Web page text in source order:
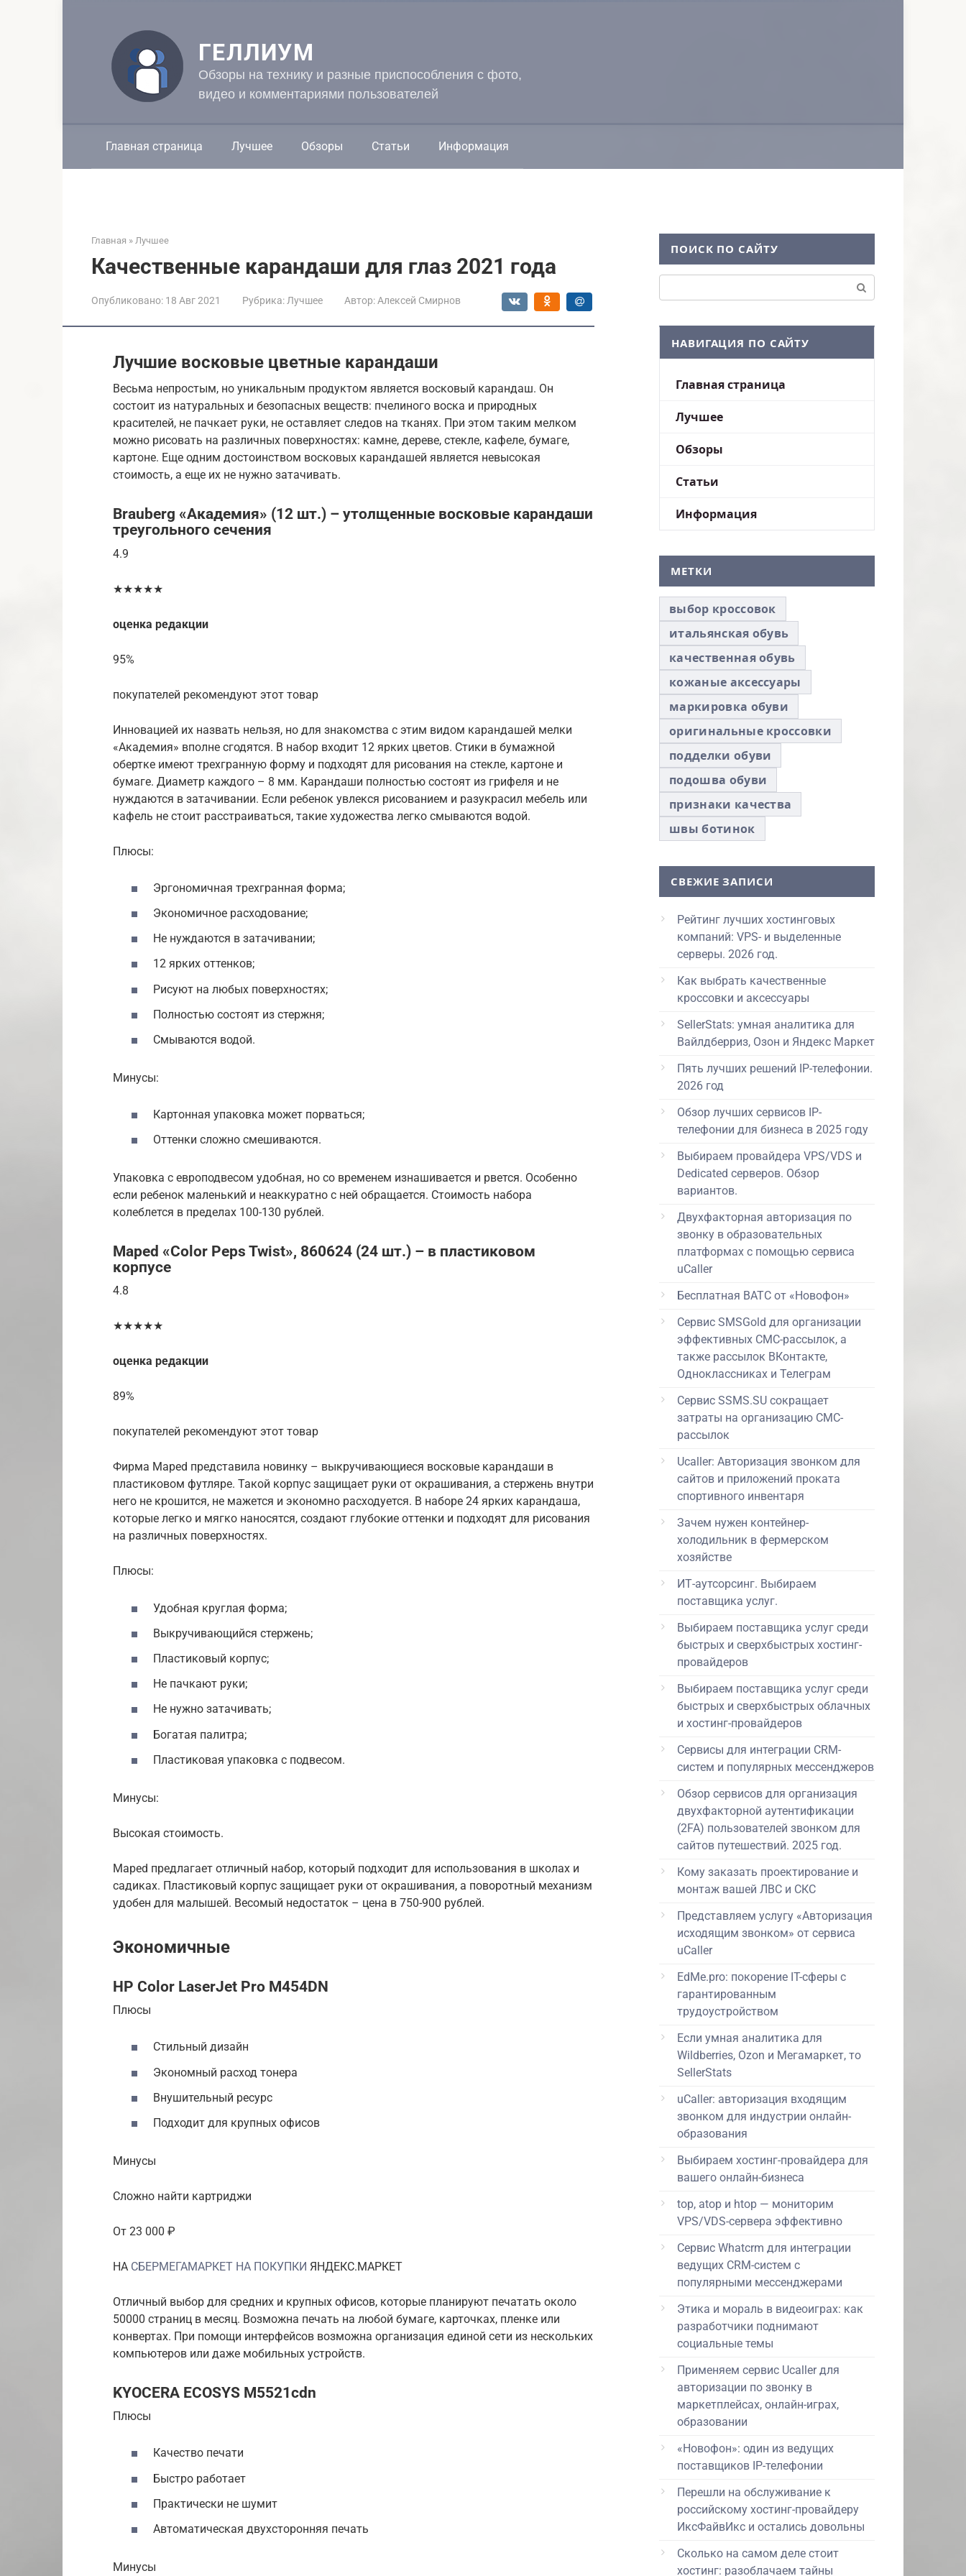
ГЕЛЛИУМ
Обзоры на технику и разные приспособления с фото,
видео и комментариями пользователей
Главная страница Лучшее Обзоры Статьи Информация
Главная » Лучшее
Качественные карандаши для глаз 2021 года
Опубликовано: 18 Авг 2021 Рубрика: Лучшее Автор: Алексей Смирнов
Лучшие восковые цветные карандаши
Весьма непростым, но уникальным продуктом является восковый карандаш. Он
состоит из натуральных и безопасных веществ: пчелиного воска и природных
красителей, не пачкает руки, не оставляет следов на тканях. При этом таким мелком
можно рисовать на различных поверхностях: камне, дереве, стекле, кафеле, бумаге,
картоне. Еще одним достоинством восковых карандашей является невысокая
стоимость, а еще их не нужно затачивать.
Brauberg «Академия» (12 шт.) – утолщенные восковые карандаши
треугольного сечения
4.9
★★★★★
оценка редакции
95%
покупателей рекомендуют этот товар
Инновацией их назвать нельзя, но для знакомства с этим видом карандашей мелки
«Академия» вполне сгодятся. В набор входит 12 ярких цветов. Стики в бумажной
обертке имеют трехгранную форму и подходят для рисования на стекле, картоне и
бумаге. Диаметр каждого – 8 мм. Карандаши полностью состоят из грифеля и не
нуждаются в затачивании. Если ребенок увлекся рисованием и разукрасил мебель или
кафель не стоит расстраиваться, такие художества легко смываются водой.
Плюсы:
Эргономичная трехгранная форма;
Экономичное расходование;
Не нуждаются в затачивании;
12 ярких оттенков;
Рисуют на любых поверхностях;
Полностью состоят из стержня;
Смываются водой.
Минусы:
Картонная упаковка может порваться;
Оттенки сложно смешиваются.
Упаковка с европодвесом удобная, но со временем изнашивается и рвется. Особенно
если ребенок маленький и неаккуратно с ней обращается. Стоимость набора
колеблется в пределах 100-130 рублей.
Maped «Color Peps Twist», 860624 (24 шт.) – в пластиковом
корпусе
4.8
★★★★★
оценка редакции
89%
покупателей рекомендуют этот товар
Фирма Maped представила новинку – выкручивающиеся восковые карандаши в
пластиковом футляре. Такой корпус защищает руки от окрашивания, а стержень внутри
него не крошится, не мажется и экономно расходуется. В наборе 24 ярких карандаша,
которые легко и мягко наносятся, создают глубокие оттенки и подходят для рисования
на различных поверхностях.
Плюсы:
Удобная круглая форма;
Выкручивающийся стержень;
Пластиковый корпус;
Не пачкают руки;
Не нужно затачивать;
Богатая палитра;
Пластиковая упаковка с подвесом.
Минусы:
Высокая стоимость.
Maped предлагает отличный набор, который подходит для использования в школах и
садиках. Пластиковый корпус защищает руки от окрашивания, а поворотный механизм
удобен для малышей. Весомый недостаток – цена в 750-900 рублей.
Экономичные
HP Color LaserJet Pro M454DN
Плюсы
Стильный дизайн
Экономный расход тонера
Внушительный ресурс
Подходит для крупных офисов
Минусы
Сложно найти картриджи
От 23 000 ₽
НА СБЕРМЕГАМАРКЕТ НА ПОКУПКИ ЯНДЕКС.МАРКЕТ
Отличный выбор для средних и крупных офисов, которые планируют печатать около
50000 страниц в месяц. Возможна печать на любой бумаге, карточках, пленке или
конвертах. При помощи интерфейсов возможна организация единой сети из нескольких
компьютеров или даже мобильных устройств.
KYOCERA ECOSYS M5521cdn
Плюсы
Качество печати
Быстро работает
Практически не шумит
Автоматическая двухсторонняя печать
Минусы
ПОИСК ПО САЙТУ
НАВИГАЦИЯ ПО САЙТУ
Главная страница
Лучшее
Обзоры
Статьи
Информация
МЕТКИ
выбор кроссовок
итальянская обувь
качественная обувь
кожаные аксессуары
маркировка обуви
оригинальные кроссовки
подделки обуви
подошва обуви
признаки качества
швы ботинок
СВЕЖИЕ ЗАПИСИ
Рейтинг лучших хостинговых
компаний: VPS- и выделенные
серверы. 2026 год.
Как выбрать качественные
кроссовки и аксессуары
SellerStats: умная аналитика для
Вайлдберриз, Озон и Яндекс Маркет
Пять лучших решений IP-телефонии.
2026 год
Обзор лучших сервисов IP-
телефонии для бизнеса в 2025 году
Выбираем провайдера VPS/VDS и
Dedicated серверов. Обзор
вариантов.
Двухфакторная авторизация по
звонку в образовательных
платформах с помощью сервиса
uCaller
Бесплатная ВАТС от «Новофон»
Сервис SMSGold для организации
эффективных СМС-рассылок, а
также рассылок ВКонтакте,
Одноклассниках и Телеграм
Сервис SSMS.SU сокращает
затраты на организацию СМС-
рассылок
Ucaller: Авторизация звонком для
сайтов и приложений проката
спортивного инвентаря
Зачем нужен контейнер-
холодильник в фермерском
хозяйстве
ИТ-аутсорсинг. Выбираем
поставщика услуг.
Выбираем поставщика услуг среди
быстрых и сверхбыстрых хостинг-
провайдеров
Выбираем поставщика услуг среди
быстрых и сверхбыстрых облачных
и хостинг-провайдеров
Сервисы для интеграции CRM-
систем и популярных мессенджеров
Обзор сервисов для организация
двухфакторной аутентификации
(2FA) пользователей звонком для
сайтов путешествий. 2025 год.
Кому заказать проектирование и
монтаж вашей ЛВС и СКС
Представляем услугу «Авторизация
исходящим звонком» от сервиса
uCaller
EdMe.pro: покорение IT-сферы с
гарантированным
трудоустройством
Если умная аналитика для
Wildberries, Ozon и Мегамаркет, то
SellerStats
uCaller: авторизация входящим
звонком для индустрии онлайн-
образования
Выбираем хостинг-провайдера для
вашего онлайн-бизнеса
top, atop и htop — мониторим
VPS/VDS-сервера эффективно
Сервис Whatcrm для интеграции
ведущих CRM-систем с
популярными мессенджерами
Этика и мораль в видеоиграх: как
разработчики поднимают
социальные темы
Применяем сервис Ucaller для
авторизации по звонку в
маркетплейсах, онлайн-играх,
образовании
«Новофон»: один из ведущих
поставщиков IP-телефонии
Перешли на обслуживание к
российскому хостинг-провайдеру
ИксФайвИкс и остались довольны
Сколько на самом деле стоит
хостинг: разоблачаем тайны